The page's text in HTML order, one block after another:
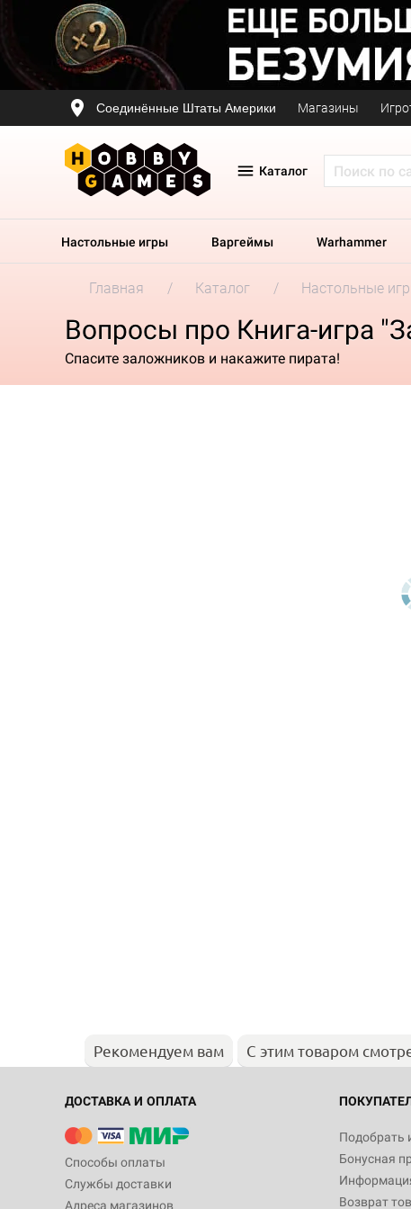
Соединённые Штаты Америки Магазины
Каталог
Настольные игры Варгеймы Warhammer
Главная Каталог Настольные
Вопросы про Книга-игра
Спасите заложников и накажите пирата!
Рекомендуем вам С этим товаром
ДОСТАВКА И ОПЛАТА
Способы оплаты
Службы доставки
Адреса магазинов
Подобрать
Бонусная
Возврат